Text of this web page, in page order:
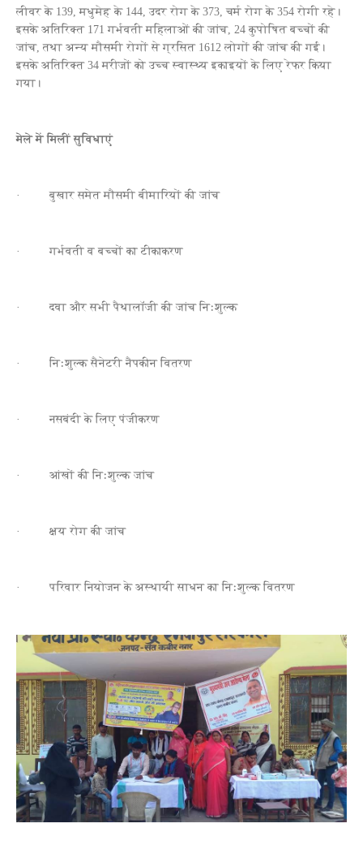
लीवर के 139, मधुमेह के 144, उदर रोग के 373, चर्म रोग के 354 रोगी रहे।
इसके अतिरिक्‍त 171 गर्भवती महिलाओं की जांच, 24 कुपोषित बच्‍चों की
जांच, तथा अन्‍य मौसमी रोगों से ग्रसित 1612 लोगों की जांच की गई।
इसके अतिरिक्‍त 34 मरीजों को उच्‍च स्‍वास्‍थ्‍य इकाइयों के लिए रेफर किया
गया।
मेले में मिलीं सुविधाएं
· बुखार समेत मौसमी बीमारियों की जांच
· गर्भवती व बच्चों का टीकाकरण
· दवा और सभी पैथालॉजी की जांच निःशुल्क
· निःशुल्क सैनेटरी नैपकीन वितरण
· नसबंदी के लिए पंजीकरण
· आंखों की निःशुल्क जांच
· क्षय रोग की जांच
· परिवार नियोजन के अस्थायी साधन का निःशुल्क वितरण